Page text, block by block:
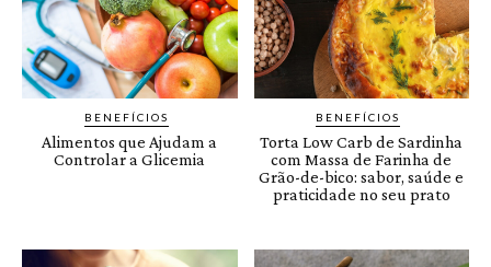
BENEFÍCIOS
Alimentos que Ajudam a
Controlar a Glicemia
BENEFÍCIOS
Torta Low Carb de Sardinha
com Massa de Farinha de
Grão-de-bico: sabor, saúde e
praticidade no seu prato